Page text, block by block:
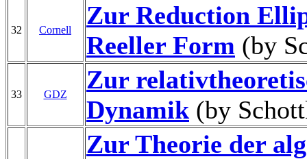
32 Cornell
Zur Reduction
Reeller Form (by
33 GDZ
Zur
Dynamik (by
Zur Theorie der